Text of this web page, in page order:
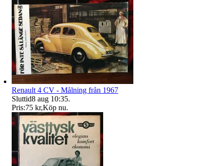
Renault 4 CV - Målning från 1967
Sluttid8 aug 10:35.
Pris:75 kr,Köp nu.